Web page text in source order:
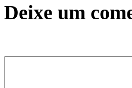
Deixe um